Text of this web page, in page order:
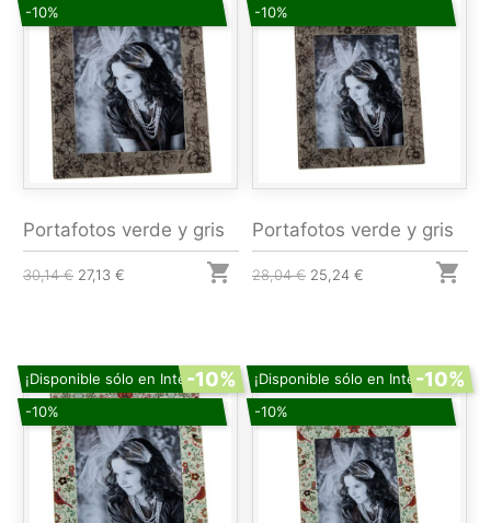
-10%
Portafotos verde y gris
30,14 € 27,13 € 
-10%
Portafotos verde y gris
28,04 € 25,24 € 
¡Disponible sólo en Internet!
-10%
-10%
¡Disponible sólo en Internet!
-10%
-10%